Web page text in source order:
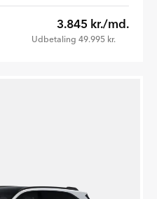
3.845 kr./md.
Udbetaling 49.995 kr.